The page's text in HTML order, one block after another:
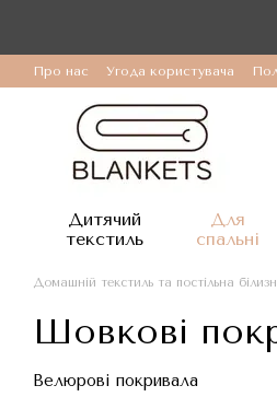
Про нас Угода користувача
Дитячий
текстиль
Для
спальні
Домашній текстиль та постільна
Шовкові
Велюрові покривала